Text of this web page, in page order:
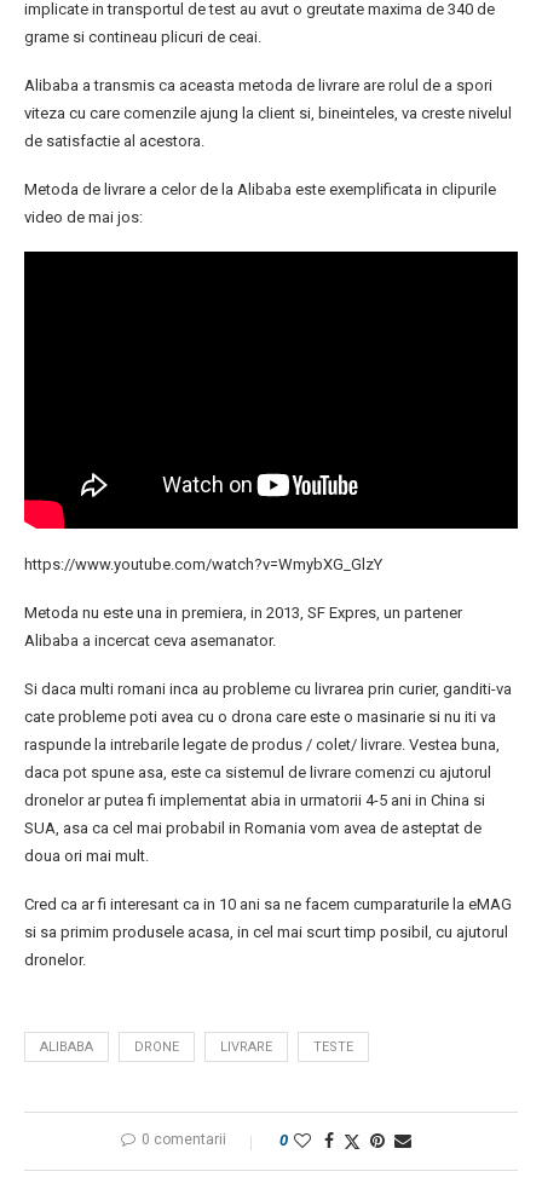
implicate in transportul de test au avut o greutate maxima de 340 de
grame si contineau plicuri de ceai.
Alibaba a transmis ca aceasta metoda de livrare are rolul de a spori
viteza cu care comenzile ajung la client si, bineinteles, va creste nivelul
de satisfactie al acestora.
Metoda de livrare a celor de la Alibaba este exemplificata in clipurile
video de mai jos:
https://www.youtube.com/watch?v=WmybXG_GlzY
Metoda nu este una in premiera, in 2013, SF Expres, un partener
Alibaba a incercat ceva asemanator.
Si daca multi romani inca au probleme cu livrarea prin curier, ganditi-va
cate probleme poti avea cu o drona care este o masinarie si nu iti va
raspunde la intrebarile legate de produs / colet/ livrare. Vestea buna,
daca pot spune asa, este ca sistemul de livrare comenzi cu ajutorul
dronelor ar putea fi implementat abia in urmatorii 4-5 ani in China si
SUA, asa ca cel mai probabil in Romania vom avea de asteptat de
doua ori mai mult.
Cred ca ar fi interesant ca in 10 ani sa ne facem cumparaturile la eMAG
si sa primim produsele acasa, in cel mai scurt timp posibil, cu ajutorul
dronelor.
ALIBABA DRONE LIVRARE TESTE
0 comentarii 0